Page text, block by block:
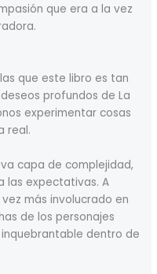
que era a la vez
que este libro es tan
profundos de La
experimentar cosas
real.
capa de complejidad,
las expectativas. A
más involucrado en
de los personajes
dentro de